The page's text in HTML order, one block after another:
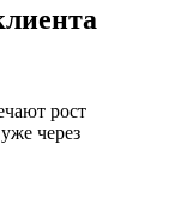
рост
через